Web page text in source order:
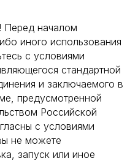
Перед началом
иного использования
с условиями
стандартной
и заключаемого в
предусмотренной
Российской
с условиями
не можете
запуск или иное